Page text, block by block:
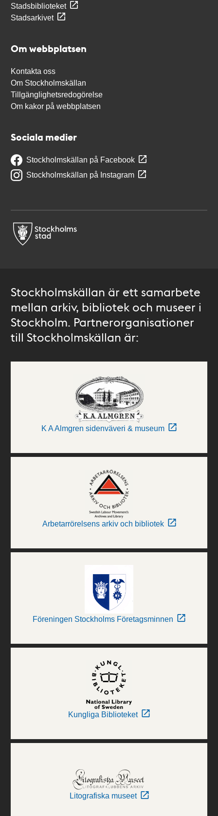
Stadsbiblioteket
Stadsarkivet
Om webbplatsen
Kontakta oss
Om Stockholmskällan
Tillgänglighetsredogörelse
Om kakor på webbplatsen
Sociala medier
Stockholmskällan på Facebook
Stockholmskällan på Instagram
Stockholmskällan är ett samarbete
mellan arkiv, bibliotek och museer i
Stockholm. Partnerorganisationer
till Stockholmskällan är:
K A Almgren sidenväveri & museum
Arbetarrörelsens arkiv och bibliotek
Föreningen Stockholms Företagsminnen
Kungliga Biblioteket
Litografiska museet